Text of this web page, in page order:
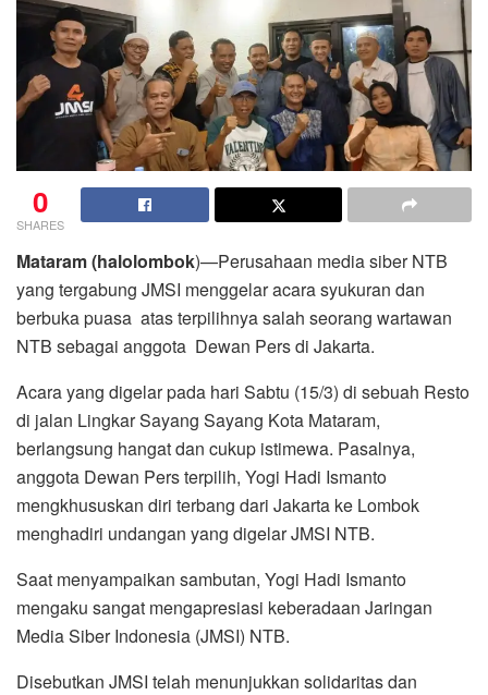
0
SHARES
Mataram (halolombok)—Perusahaan media siber NTB
yang tergabung JMSI menggelar acara syukuran dan
berbuka puasa atas terpilihnya salah seorang wartawan
NTB sebagai anggota Dewan Pers di Jakarta.
Acara yang digelar pada hari Sabtu (15/3) di sebuah Resto
di jalan Lingkar Sayang Sayang Kota Mataram,
berlangsung hangat dan cukup istimewa. Pasalnya,
anggota Dewan Pers terpilih, Yogi Hadi Ismanto
mengkhususkan diri terbang dari Jakarta ke Lombok
menghadiri undangan yang digelar JMSI NTB.
Saat menyampaikan sambutan, Yogi Hadi Ismanto
mengaku sangat mengapresiasi keberadaan Jaringan
Media Siber Indonesia (JMSI) NTB.
Disebutkan JMSI telah menunjukkan solidaritas dan